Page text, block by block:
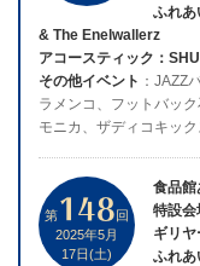
ふれ
& The Enelwallerz
アコースティック：
その他イベント ：JAZZ
ラメンコ、フットバッ
モニカ、ザディコキッ
第148回
2025年5月
17日(土)
食品館
特設会
ギリ
ふれあ